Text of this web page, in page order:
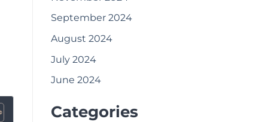
September 2024
August 2024
July 2024
June 2024
Categories